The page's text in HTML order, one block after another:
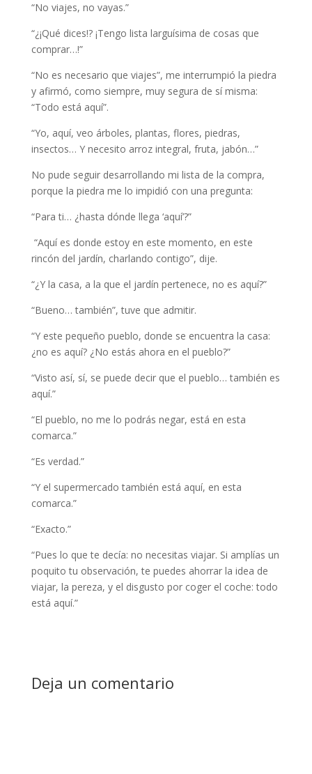
“No viajes, no vayas.”
“¿¡Qué dices!? ¡Tengo lista larguísima de cosas que
comprar…!”
“No es necesario que viajes”, me interrumpió la piedra
y afirmó, como siempre, muy segura de sí misma:
“Todo está aquí”.
“Yo, aquí, veo árboles, plantas, flores, piedras,
insectos… Y necesito arroz integral, fruta, jabón…”
No pude seguir desarrollando mi lista de la compra,
porque la piedra me lo impidió con una pregunta:
“Para ti… ¿hasta dónde llega ‘aquí’?”
“Aquí es donde estoy en este momento, en este
rincón del jardín, charlando contigo”, dije.
“¿Y la casa, a la que el jardín pertenece, no es aquí?”
“Bueno… también”, tuve que admitir.
“Y este pequeño pueblo, donde se encuentra la casa:
¿no es aquí? ¿No estás ahora en el pueblo?”
“Visto así, sí, se puede decir que el pueblo… también es
aquí.”
“El pueblo, no me lo podrás negar, está en esta
comarca.”
“Es verdad.”
“Y el supermercado también está aquí, en esta
comarca.”
“Exacto.”
“Pues lo que te decía: no necesitas viajar. Si amplías un
poquito tu observación, te puedes ahorrar la idea de
viajar, la pereza, y el disgusto por coger el coche: todo
está aquí.”
Deja un comentario